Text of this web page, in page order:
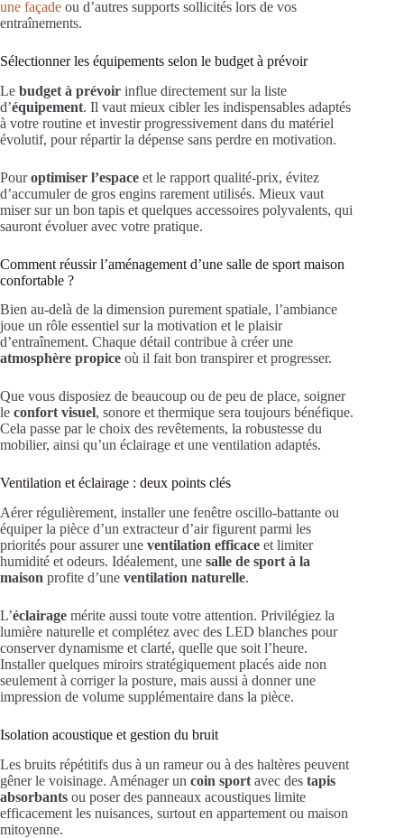
une façade ou d’autres supports sollicités lors de vos
entraînements.
Sélectionner les équipements selon le budget à prévoir
Le budget à prévoir influe directement sur la liste
d’équipement. Il vaut mieux cibler les indispensables adaptés
à votre routine et investir progressivement dans du matériel
évolutif, pour répartir la dépense sans perdre en motivation.
Pouroptimiser l’espace et le rapport qualité-prix, évitez
d’accumuler de gros engins rarement utilisés. Mieux vaut
miser sur un bon tapis et quelques accessoires polyvalents, qui
sauront évoluer avec votre pratique.
Comment réussir l’aménagement d’une salle de sport maison
confortable ?
Bien au-delà de la dimension purement spatiale, l’ambiance
joue un rôle essentiel sur la motivation et le plaisir
d’entraînement. Chaque détail contribue à créer une
atmosphère propice où il fait bon transpirer et progresser.
Que vous disposiez de beaucoup ou de peu de place, soigner
le confort visuel, sonore et thermique sera toujours bénéfique.
Cela passe par le choix des revêtements, la robustesse du
mobilier, ainsi qu’un éclairage et une ventilation adaptés.
Ventilation et éclairage : deux points clés
Aérer régulièrement, installer une fenêtre oscillo-battante ou
équiper la pièce d’un extracteur d’air figurent parmi les
priorités pour assurer une ventilation efficace et limiter
humidité et odeurs. Idéalement, une salle de sport à la
maison profite d’une ventilation naturelle.
L’éclairage mérite aussi toute votre attention. Privilégiez la
lumière naturelle et complétez avec des LED blanches pour
conserver dynamisme et clarté, quelle que soit l’heure.
Installer quelques miroirs stratégiquement placés aide non
seulement à corriger la posture, mais aussi à donner une
impression de volume supplémentaire dans la pièce.
Isolation acoustique et gestion du bruit
Les bruits répétitifs dus à un rameur ou à des haltères peuvent
gêner le voisinage. Aménager un coin sport avec des tapis
absorbants ou poser des panneaux acoustiques limite
efficacement les nuisances, surtout en appartement ou maison
mitoyenne.